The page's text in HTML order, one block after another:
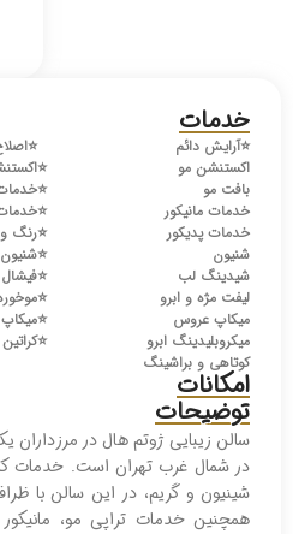
خدمات
⭐️آرایش دائم ⭐️
اکستنشن مو
⭐️
بافت مو
⭐️
خدمات مانیکور
⭐️
خدمات پدیکور
⭐️رنگ
شنیون
⭐️
شیدینگ لب
⭐️فیشال
لیفت مژه و ابرو
⭐️
میکاپ عروس
⭐️
میکروبلیدینگ ابرو
⭐️
کوتاهی و براشینگ
امکانات
توضیحات
سالن زيبايی ژوتم هال در مرزداران
در شمال غرب تهران است. خدمات
شینیون و گریم، در این سالن با
همچنین خدمات تراپی مو،